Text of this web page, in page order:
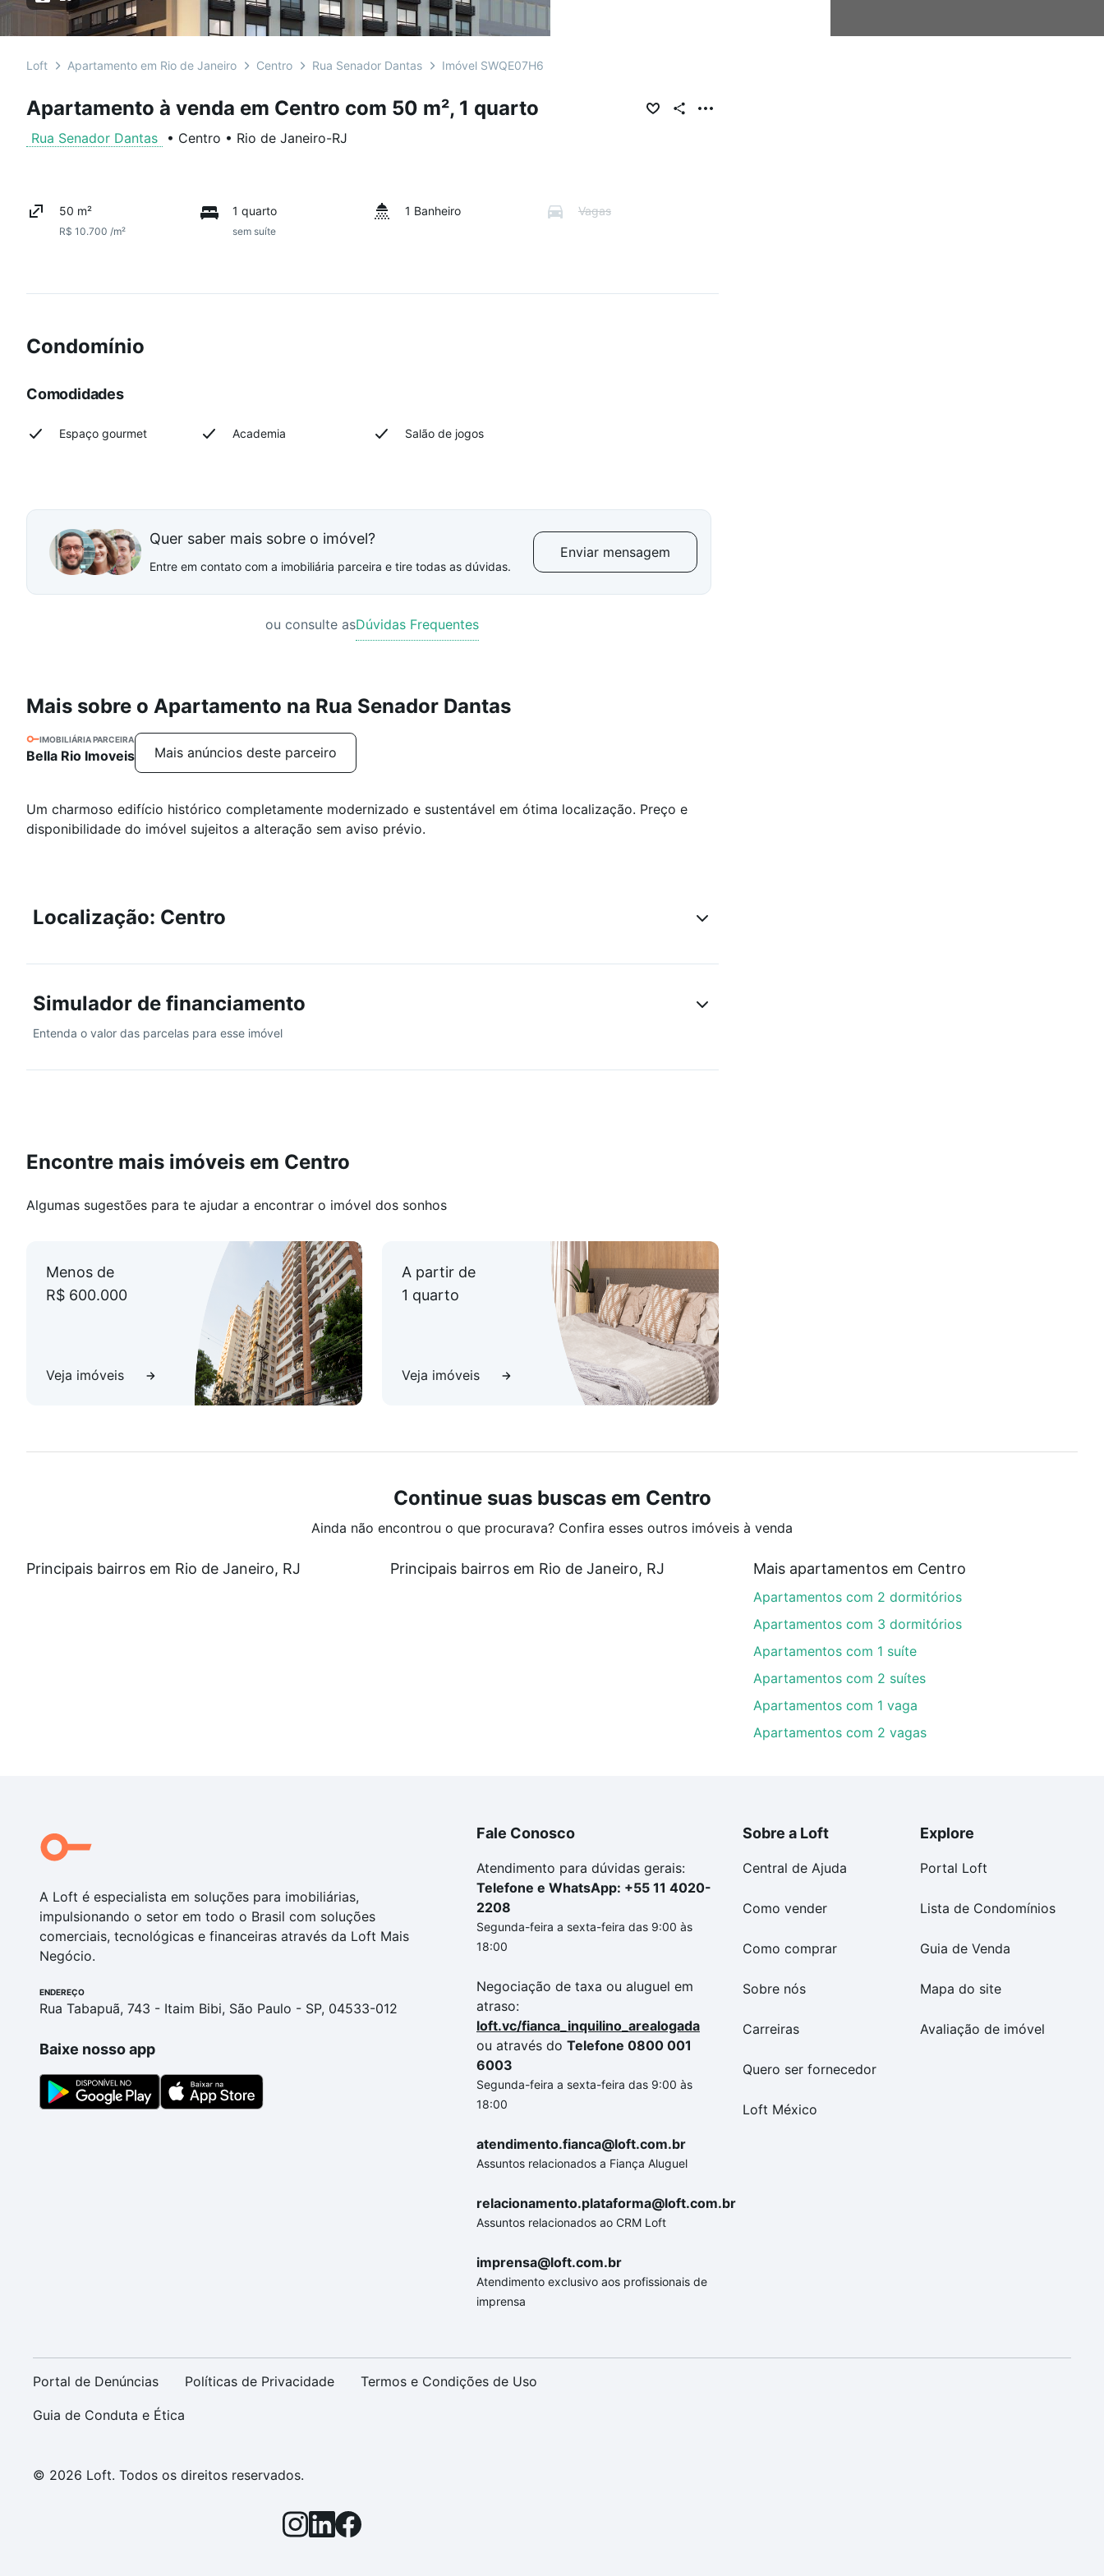
Loft Apartamento em Rio de Janeiro Centro Rua Senador Dantas Imóvel SWQE07H6
Apartamento à venda em Centro com 50 m², 1 quarto
Rua Senador Dantas • Centro • Rio de Janeiro-RJ
50 m²
R$ 10.700 /m²
1 quarto
sem suíte
1 Banheiro Vagas
Condomínio
Comodidades
Espaço gourmet Academia Salão de jogos
Quer saber mais sobre o imóvel?
Entre em contato com a imobiliária parceira e tire todas as dúvidas.
Enviar mensagem
ou consulte asDúvidas Frequentes
Mais sobre o Apartamento na Rua Senador Dantas
IMOBILIÁRIA PARCEIRA
Bella Rio Imoveis Mais anúncios deste parceiro
Um charmoso edifício histórico completamente modernizado e sustentável em ótima localização. Preço e
disponibilidade do imóvel sujeitos a alteração sem aviso prévio.
Localização: Centro
Simulador de financiamento
Entenda o valor das parcelas para esse imóvel
Encontre mais imóveis em Centro
Algumas sugestões para te ajudar a encontrar o imóvel dos sonhos
Menos de
R$ 600.000
Veja imóveis
A partir de
1 quarto
Veja imóveis
Continue suas buscas em Centro
Ainda não encontrou o que procurava? Confira esses outros imóveis à venda
Principais bairros em Rio de Janeiro, RJ Principais bairros em Rio de Janeiro, RJ Mais apartamentos em Centro
Apartamentos com 2 dormitórios
Apartamentos com 3 dormitórios
Apartamentos com 1 suíte
Apartamentos com 2 suítes
Apartamentos com 1 vaga
Apartamentos com 2 vagas
A Loft é especialista em soluções para imobiliárias,
impulsionando o setor em todo o Brasil com soluções
comerciais, tecnológicas e financeiras através da Loft Mais
Negócio.
ENDEREÇO
Rua Tabapuã, 743 - Itaim Bibi, São Paulo - SP, 04533-012
Baixe nosso app
Fale Conosco
Atendimento para dúvidas gerais:
Telefone e WhatsApp: +55 11 4020-
2208
Segunda-feira a sexta-feira das 9:00 às
18:00
Negociação de taxa ou aluguel em
atraso:
loft.vc/fianca_inquilino_arealogada
ou através do Telefone 0800 001
6003
Segunda-feira a sexta-feira das 9:00 às
18:00
atendimento.fianca@loft.com.br
Assuntos relacionados a Fiança Aluguel
relacionamento.plataforma@loft.com.br
Assuntos relacionados ao CRM Loft
imprensa@loft.com.br
Atendimento exclusivo aos profissionais de
imprensa
Sobre a Loft
Central de Ajuda
Como vender
Como comprar
Sobre nós
Carreiras
Quero ser fornecedor
Loft México
Explore
Portal Loft
Lista de Condomínios
Guia de Venda
Mapa do site
Avaliação de imóvel
Portal de Denúncias Políticas de Privacidade Termos e Condições de Uso
Guia de Conduta e Ética
© 2026 Loft. Todos os direitos reservados.